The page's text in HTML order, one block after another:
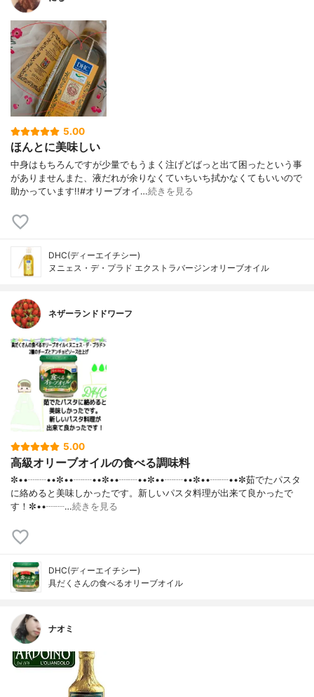
5.00
ほんとに美味しい
中身はもちろんですが少量でもうまく注げどばっと出て困ったという事
がありませんまた、液だれが余りなくていちいち拭かなくてもいいので
助かっています!!#オリーブオイ…続きを見る
DHC(ディーエイチシー)
ヌニェス・デ・プラド エクストラバージンオリーブオイル
ネザーランドドワーフ
5.00
高級オリーブオイルの食べる調味料
✼••┈┈••✼••┈┈••✼••┈┈••✼••┈┈••✼••┈┈••✼茹でたパスタ
に絡めると美味しかったです。新しいパスタ料理が出来て良かったで
す！✼••┈┈…続きを見る
DHC(ディーエイチシー)
具だくさんの食べるオリーブオイル
ナオミ